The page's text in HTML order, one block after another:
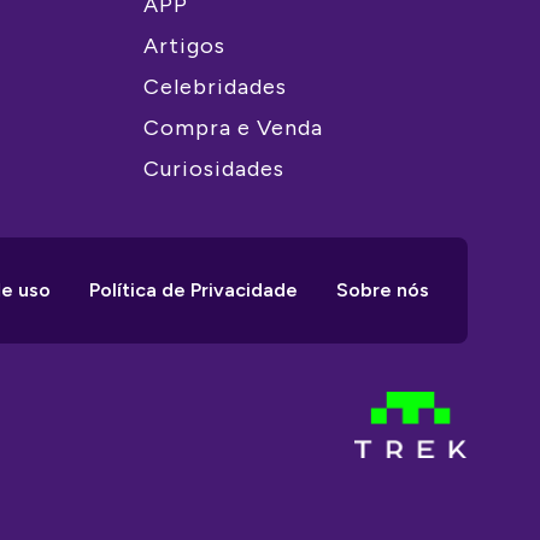
Artigos
Celebridades
Compra e Venda
Curiosidades
uso Política de Privacidade Sobre nós